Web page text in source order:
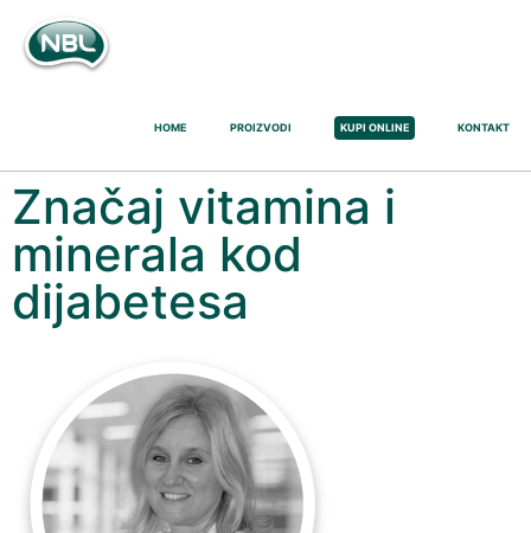
HOME PROIZVODI KUPI ONLINE KONTAKT
Značaj vitamina i
minerala kod
dijabetesa